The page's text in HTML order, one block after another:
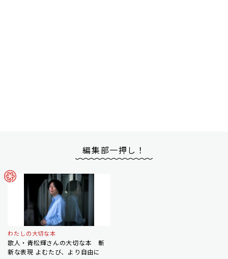
編集部一押し！
わたしの大切な本
歌人・青松輝さんの大切な本 斬
新な表現 よむたび、より自由に